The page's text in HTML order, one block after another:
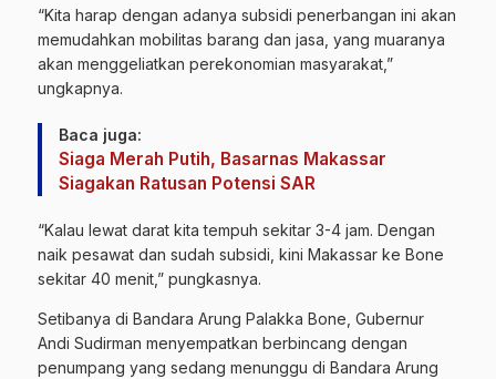
“Kita harap dengan adanya subsidi penerbangan ini akan
memudahkan mobilitas barang dan jasa, yang muaranya
akan menggeliatkan perekonomian masyarakat,”
ungkapnya.
Baca juga:
Siaga Merah Putih, Basarnas Makassar
Siagakan Ratusan Potensi SAR
“Kalau lewat darat kita tempuh sekitar 3-4 jam. Dengan
naik pesawat dan sudah subsidi, kini Makassar ke Bone
sekitar 40 menit,” pungkasnya.
Setibanya di Bandara Arung Palakka Bone, Gubernur
Andi Sudirman menyempatkan berbincang dengan
penumpang yang sedang menunggu di Bandara Arung